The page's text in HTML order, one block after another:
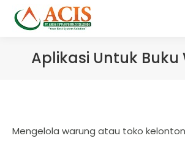
Aplikasi Untuk Buku
Mengelola warung atau toko